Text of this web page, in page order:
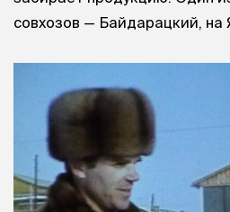
совхозов — Байдарацкий, на